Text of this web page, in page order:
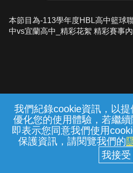
我們紀錄cookie資訊，以
優化您的使用體驗，若繼續
即表示您同意我們使用
保護資訊，請閱覽我們的
本節目為-113學年度HBL高中籃球
中vs宜蘭高中_精彩花絮 精彩賽事內
常見問題 線上客服 服
中華電信股份有限公司個
(統一編號：